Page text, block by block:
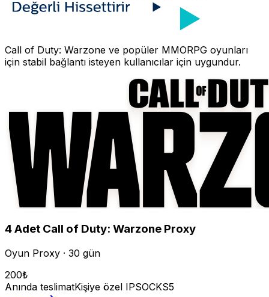
Call of Duty: Warzone ve popüler MMORPG oyunları
için stabil bağlantı isteyen kullanıcılar için uygundur.
4Adet Call of Duty: Warzone Proxy
Oyun Proxy · 30 gün
200₺
Anında teslimatKişiye özel IPSOCKS5